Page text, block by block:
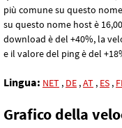
più comune su questo
su questo nome host è 16,00
download è del +40%, la
e il valore del ping è del
Lingua: NET , DE ,AT , ES ,
Grafico della